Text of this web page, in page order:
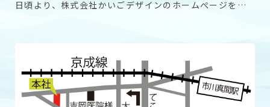
日頃より、株式会社かいごデザインのホームぺージをご